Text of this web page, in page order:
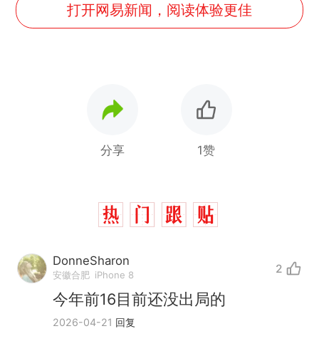
打开网易新闻，阅读体验更佳
分享 1赞
DonneSharon
安徽合肥 iPhone 8 2
今年前16目前还没出局的
2026-04-21 回复